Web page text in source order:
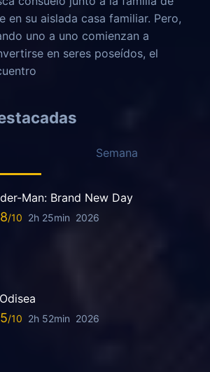
en su aislada casa familiar. Pero,
uno a uno comienzan a
en seres poseídos, el
Semana
Man: Brand New Day
2h 25min 2026
2h 52min 2026